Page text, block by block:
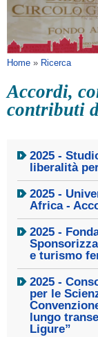
SERVIZI
Tu sei qui
Home » Ricerca
Accordi,
contributi
2025 -
liberalità
2025 -
Africa -
2025 -
e turismo
2025 -
per le
lungo
Ligure”